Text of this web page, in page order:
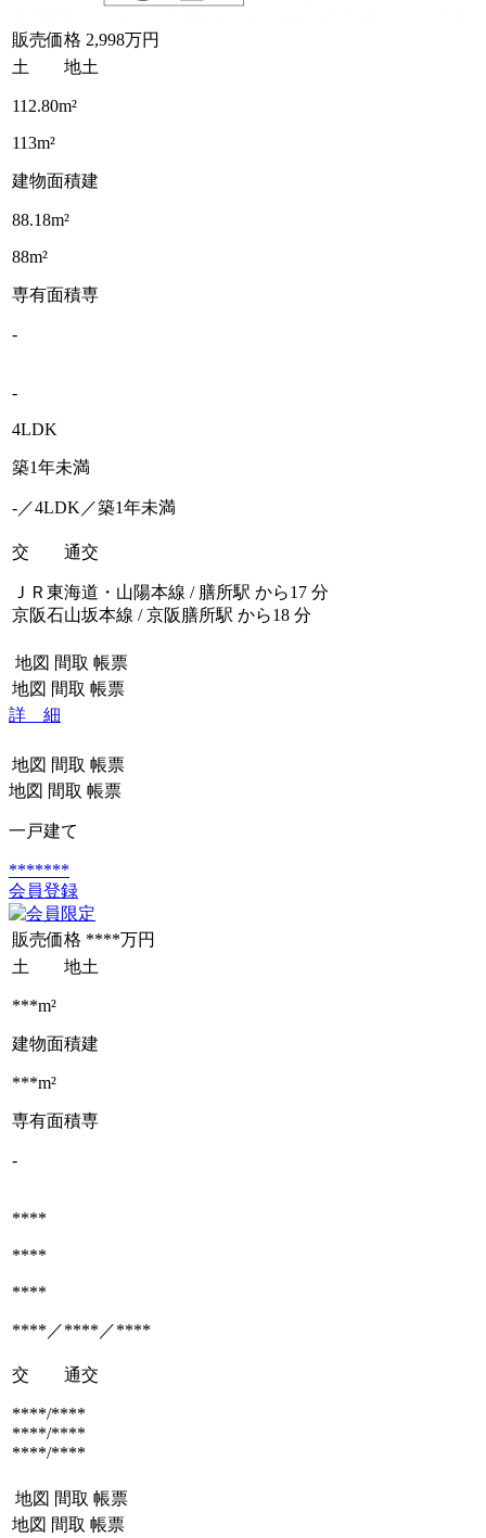
販売価格 2,998万円
土 地土
112.80m²
113m²
建物面積建
88.18m²
88m²
専有面積専
-
-
4LDK
築1年未満
-／4LDK／築1年未満
交 通交
ＪＲ東海道・山陽本線 / 膳所駅 から17 分
京阪石山坂本線 / 京阪膳所駅 から18 分
地図 間取 帳票
地図 間取 帳票
詳 細
地図 間取 帳票
地図 間取 帳票
一戸建て
*******
会員登録
販売価格 ****万円
土 地土
***m²
建物面積建
***m²
専有面積専
-
****
****
****
****／****／****
交 通交
****/****
****/****
****/****
地図 間取 帳票
地図 間取 帳票